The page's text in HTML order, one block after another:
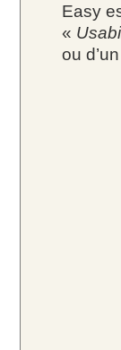
Easy
«
ou